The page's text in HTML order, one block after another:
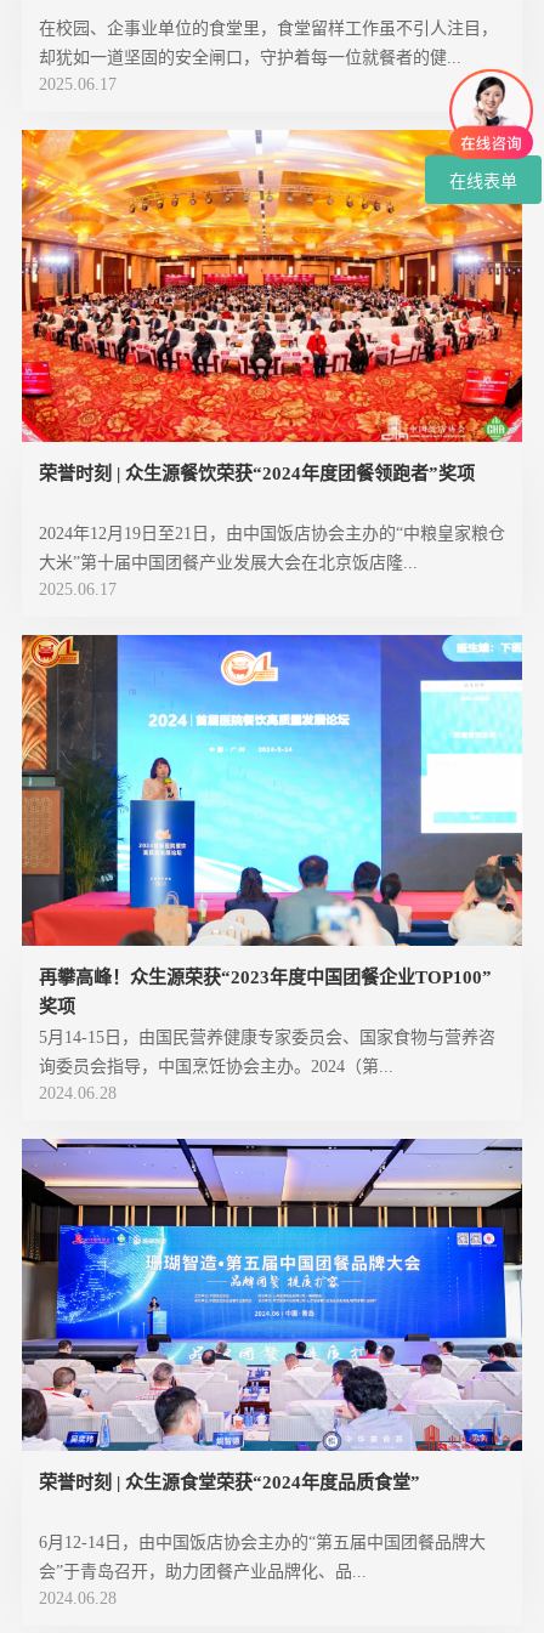
在线表单
在校园、企事业单位的食堂里，食堂留样工作虽不引人注目，
却犹如一道坚固的安全闸口，守护着每一位就餐者的健...
2025.06.17
荣誉时刻 | 众生源餐饮荣获“2024年度团餐领跑者”奖项
2024年12月19日至21日，由中国饭店协会主办的“中粮皇家粮仓
大米”第十届中国团餐产业发展大会在北京饭店隆...
2025.06.17
再攀高峰！众生源荣获“2023年度中国团餐企业TOP100”
奖项
5月14-15日，由国民营养健康专家委员会、国家食物与营养咨
询委员会指导，中国烹饪协会主办。2024（第...
2024.06.28
荣誉时刻 | 众生源食堂荣获“2024年度品质食堂”
6月12-14日，由中国饭店协会主办的“第五届中国团餐品牌大
会”于青岛召开，助力团餐产业品牌化、品...
2024.06.28